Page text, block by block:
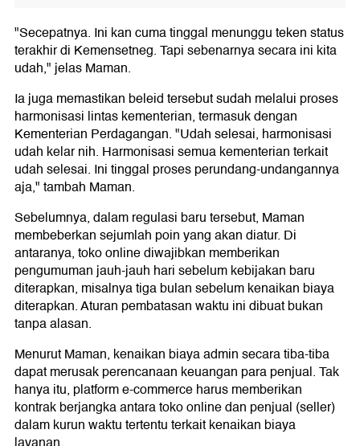
"Secepatnya. Ini kan cuma tinggal menunggu teken status
terakhir di Kemensetneg. Tapi sebenarnya secara ini kita
udah," jelas Maman.
Ia juga memastikan beleid tersebut sudah melalui proses
harmonisasi lintas kementerian, termasuk dengan
Kementerian Perdagangan. "Udah selesai, harmonisasi
udah kelar nih. Harmonisasi semua kementerian terkait
udah selesai. Ini tinggal proses perundang-undangannya
aja," tambah Maman.
Sebelumnya, dalam regulasi baru tersebut, Maman
membeberkan sejumlah poin yang akan diatur. Di
antaranya, toko online diwajibkan memberikan
pengumuman jauh-jauh hari sebelum kebijakan baru
diterapkan, misalnya tiga bulan sebelum kenaikan biaya
diterapkan. Aturan pembatasan waktu ini dibuat bukan
tanpa alasan.
Menurut Maman, kenaikan biaya admin secara tiba-tiba
dapat merusak perencanaan keuangan para penjual. Tak
hanya itu, platform e-commerce harus memberikan
kontrak berjangka antara toko online dan penjual (seller)
dalam kurun waktu tertentu terkait kenaikan biaya